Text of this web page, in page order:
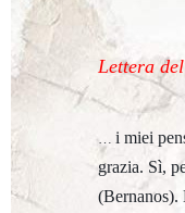
Lettera
… i miei
grazia. Sì,
(Bernanos).